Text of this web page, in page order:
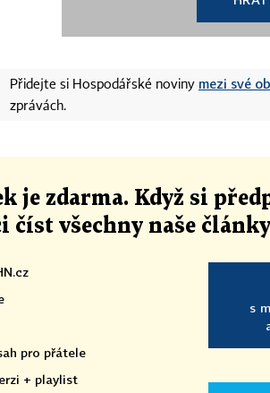
Přidejte si Hospodářské noviny mezi své
zprávách.
je zdarma. Když si
číst všechny naše články
pro přátele
+ playlist
s